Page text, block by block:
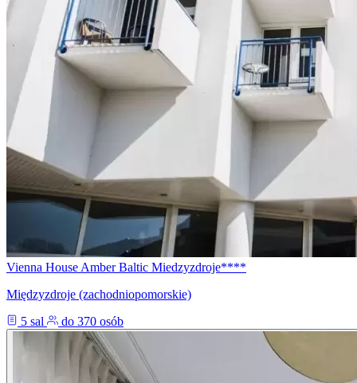
Vienna House Amber Baltic Miedzyzdroje****
Międzyzdroje (zachodniopomorskie)
5 sal
do 370 osób